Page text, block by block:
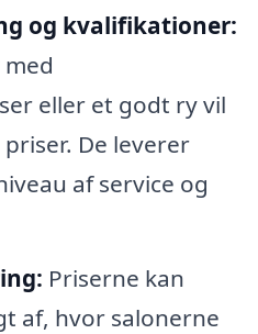
og kvalifikationer:
eller et godt ry vil
De leverer
af service og
Priserne kan
af, hvor salonerne